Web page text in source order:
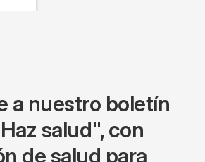
a nuestro boletín
salud", con
de salud para